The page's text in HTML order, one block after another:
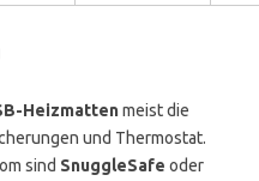
Heizmattenmeist die
und Thermostat.
sind SnuggleSafe oder